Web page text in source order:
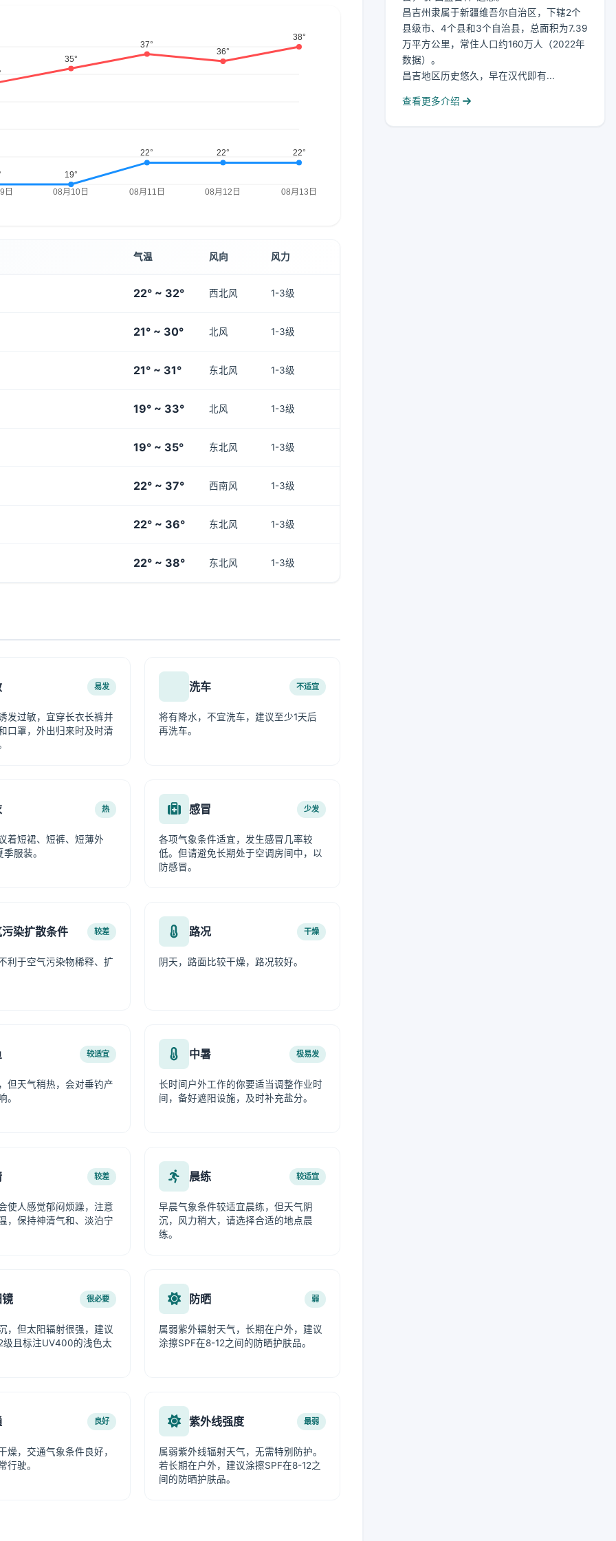
气温 风向 风力
22° ~ 32° 西北风 1-3级
21° ~ 30° 北风 1-3级
21° ~ 31° 东北风 1-3级
19° ~ 33° 北风 1-3级
19° ~ 35° 东北风 1-3级
22° ~ 37° 西南风 1-3级
22° ~ 36° 东北风 1-3级
22° ~ 38° 东北风 1-3级
易发
发过敏，宜穿长衣长裤并
口罩，外出归来时及时清
洗车 不适宜
将有降水，不宜洗车，建议至少1天后
再洗车。
热
着短裙、短裤、短薄外
服装。
感冒 少发
各项气象条件适宜，发生感冒几率较
低。但请避免长期处于空调房间中，以
防感冒。
染扩散条件 较差
利于空气污染物稀释、扩
路况 干燥
阴天，路面比较干燥，路况较好。
较适宜
但天气稍热，会对垂钓产
。
中暑 极易发
长时间户外工作的你要适当调整作业时
间，备好遮阳设施，及时补充盐分。
较差
使人感觉郁闷烦躁，注意
，保持神清气和、淡泊宁
晨练 较适宜
早晨气象条件较适宜晨练，但天气阴
沉，风力稍大，请选择合适的地点晨
练。
很必要
，但太阳辐射很强，建议
级且标注UV400的浅色太
防晒 弱
属弱紫外辐射天气，长期在户外，建议
涂擦SPF在8-12之间的防晒护肤品。
良好
燥，交通气象条件良好，
行驶。
紫外线强度 最弱
属弱紫外线辐射天气，无需特别防护。
若长期在户外，建议涂擦SPF在8-12之
间的防晒护肤品。
昌吉州隶属于新疆维吾尔自治区，下辖2个
县级市、4个县和3个自治县，总面积为7.39
万平方公里，常住人口约160万人（2022年
数据）。
昌吉地区历史悠久，早在汉代即有...
查看更多介绍